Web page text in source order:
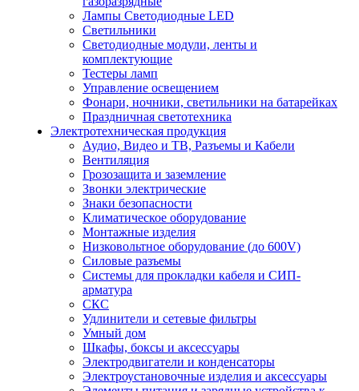
Лампы Светодиодные LED
Светильники
Светодиодные модули, ленты и
комплектующие
Тестеры ламп
Управление освещением
Фонари, ночники, светильники на батарейках
Праздничная светотехника
Электротехническая продукция
Аудио, Видео и ТВ, Разъемы и Кабели
Вентиляция
Грозозащита и заземление
Звонки электрические
Знаки безопасности
Климатическое оборудование
Монтажные изделия
Низковольтное оборудование (до 600V)
Силовые разъемы
Системы для прокладки кабеля и СИП-
арматура
СКС
Удлинители и сетевые фильтры
Умный дом
Шкафы, боксы и аксессуары
Электродвигатели и конденсаторы
Электроустановочные изделия и аксессуары